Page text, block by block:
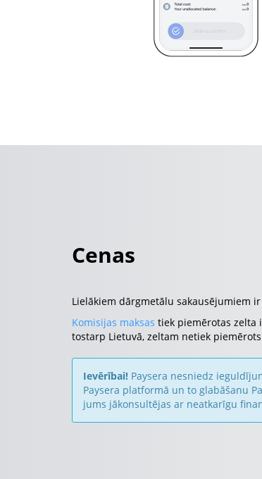
Cenas
Lielākiem dārgmetālu sakausējumiem
Komisijas maksas tiek piemērotas zelta
tostarp Lietuvā, zeltam netiek
Ievērībai! Paysera nesniedz
Paysera platformā un to glabāšanu
jums jākonsultējas ar neatkarīgu